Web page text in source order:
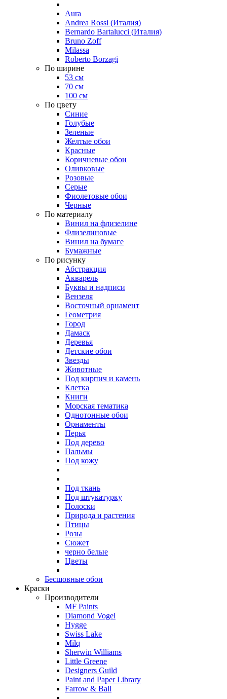
Aura
Andrea Rossi (Италия)
Bernardo Bartalucci (Италия)
Bruno Zoff
Milassa
Roberto Borzagi
По ширине
53 см
70 см
100 см
По цвету
Синие
Голубые
Зеленые
Желтые обои
Красные
Коричневые обои
Оливковые
Розовые
Серые
Фиолетовые обои
Черные
По материалу
Винил на флизелине
Флизелиновые
Винил на бумаге
Бумажные
По рисунку
Абстракция
Акварель
Буквы и надписи
Вензеля
Восточный орнамент
Геометрия
Город
Дамаск
Деревья
Детские обои
Звезды
Животные
Под кирпич и камень
Клетка
Книги
Морская тематика
Однотонные обои
Орнаменты
Перья
Под дерево
Пальмы
Под кожу
Под ткань
Под штукатурку
Полоски
Природа и растения
Птицы
Розы
Сюжет
черно белые
Цветы
Бесшовные обои
Краски
Производители
MF Paints
Diamond Vogel
Hygge
Swiss Lake
Milq
Sherwin Williams
Little Greene
Designers Guild
Paint and Paper Library
Farrow & Ball